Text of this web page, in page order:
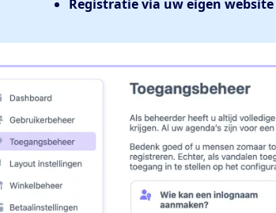
Registratie via uw eigen website